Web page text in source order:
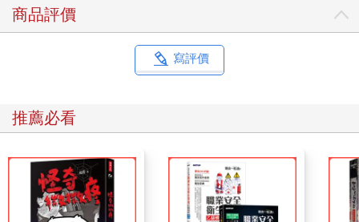
商品評價
寫評價
推薦必看